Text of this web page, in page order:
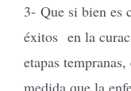
3- Que si bien es
éxitos en la
etapas
medida que la